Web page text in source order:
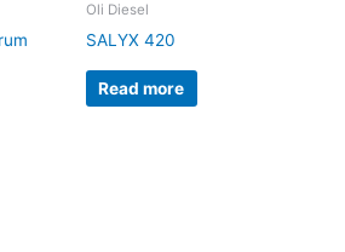
Oli Diesel
SALYX 420
Read more